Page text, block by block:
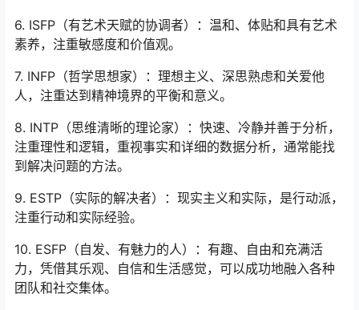
6. ISFP（有艺术天赋的协调者）：温和、体贴和具有艺术
素养，注重敏感度和价值观。
7. INFP（哲学思想家）：理想主义、深思熟虑和关爱他
人，注重达到精神境界的平衡和意义。
8. INTP（思维清晰的理论家）：快速、冷静并善于分析，
注重理性和逻辑，重视事实和详细的数据分析，通常能找
到解决问题的方法。
9. ESTP（实际的解决者）：现实主义和实际，是行动派，
注重行动和实际经验。
10. ESFP（自发、有魅力的人）：有趣、自由和充满活
力，凭借其乐观、自信和生活感觉，可以成功地融入各种
团队和社交集体。